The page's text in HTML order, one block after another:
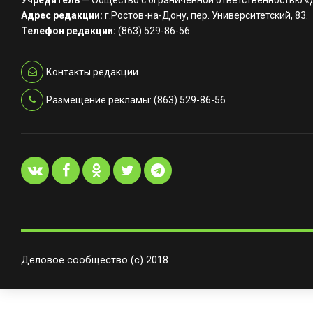
Адрес редакции: г.Ростов-на-Дону, пер. Университетский, 83.
Телефон редакции: (863) 529-86-56
Контакты редакции
Размещение рекламы: (863) 529-86-56
Деловое сообщество (с) 2018